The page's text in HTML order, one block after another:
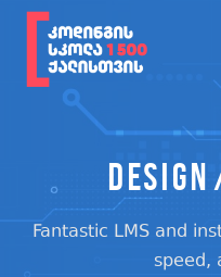
Fantastic LMS and
speed,